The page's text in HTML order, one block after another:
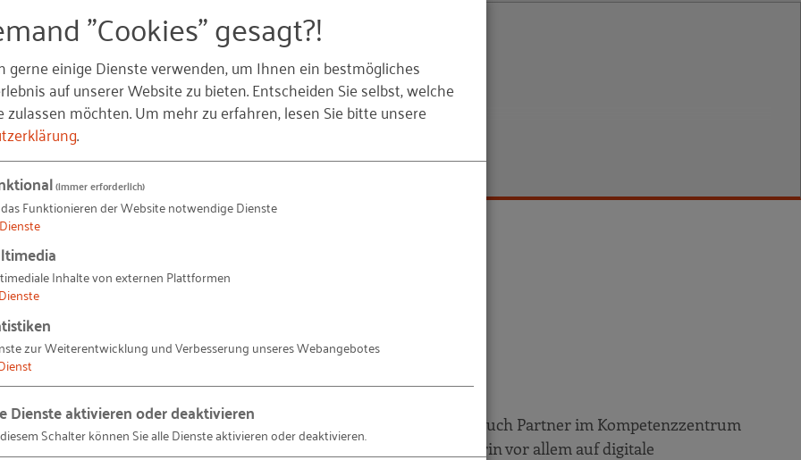
Datenschutz
(eBZ) ist im Rahmen der Förderinitiative Mittelstand 4.0 auch Partner im Kompetenzzentrum
Handwerksunternehmen zu Fragen der Digitalisierung und darin vor allem auf digitale
"Cookies" gesagt?!
gerne einige Dienste verwenden, um Ihnen ein bestmögliches
auf unserer Website zu bieten. Entscheiden Sie selbst, welche
zulassen möchten.Um mehr zu erfahren, lesen Sie bitte unsere
.
(immer erforderlich)
Funktionieren der Website notwendige Dienste
Dienste
Inhalte von externen Plattformen
Dienste
zur Weiterentwicklung und Verbesserung unseres Webangebotes
Dienste aktivieren oder deaktivieren
Schalter können Sie alle Dienste aktivieren oder deaktivieren.